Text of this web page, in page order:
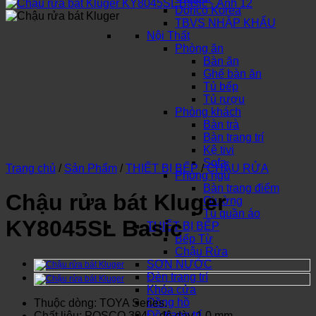
Dorico Korea
TBVS NHẬP KHẨU
Nội Thất
Phòng ăn
Bàn ăn
Ghế bàn ăn
Tủ bếp
Tủ rượu
Phòng khách
Bàn trà
Bàn trang trí
Kệ tivi
Sofa
Phòng ngủ
Bàn trang điểm
Giường
Tủ quần áo
THIẾT BỊ BẾP
Bếp Từ
Chậu Rửa
SƠN NƯỚC
Đèn trang trí
Khóa cửa
Đồng hồ
Trang chủ / Sản Phẩm / THIẾT BỊ BẾP / CHẬU RỬA
Chậu rửa bát Kluger
KY8045SL Basic
Thuộc dòng: TOYA Series.